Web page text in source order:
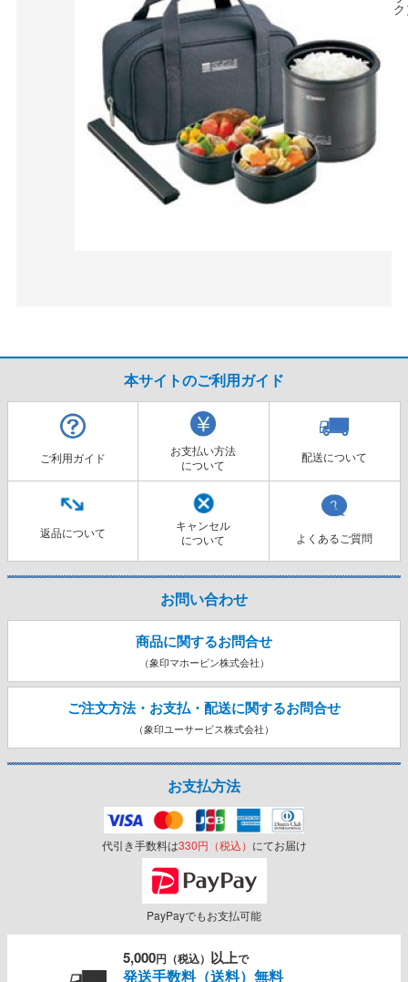
本サイトのご利用ガイド
ご利用ガイド
お支払い方法
について
配送について
返品について
キャンセル
について
よくあるご質問
お問い合わせ
商品に関するお問合せ
（象印マホービン株式会社）
ご注文方法・お支払・配送に関するお問合せ
（象印ユーサービス株式会社）
お支払方法
代引き手数料は330円（税込） にてお届け
PayPayでもお支払可能
5,000円（税込） 以上で
発送手数料（送料）無料